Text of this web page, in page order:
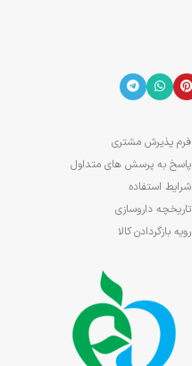
فرم پذیرش مشتری
پاسخ به پرسش های متداول
شرایط استفاده
تاریخچه داروسازی
رویه بازگردادن کالا